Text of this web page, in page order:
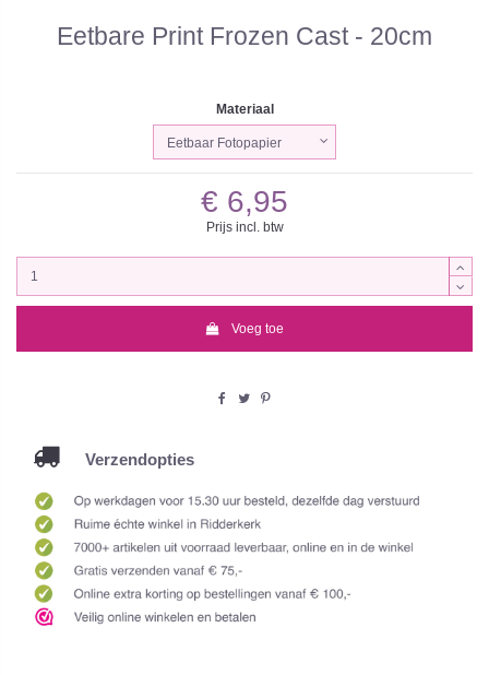
Eetbare Print Frozen Cast - 20cm
Materiaal
€ 6,95
Prijs incl. btw
Voeg toe
Verzendopties